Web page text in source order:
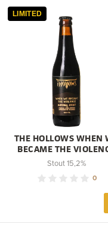
LIMITED
THE HOLLOWS WHEN
BECAME THE
Stout 15,2%
0